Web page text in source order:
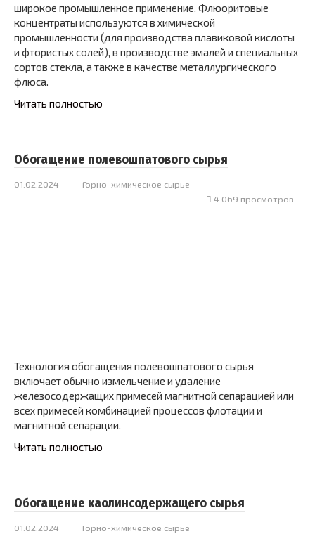
широкое промышленное применение. Флюоритовые
концентраты используются в химической
промышленности (для производства плавиковой кислоты
и фтористых солей), в производстве эмалей и специальных
сортов стекла, а также в качестве металлургического
флюса.
Читать полностью
Обогащение полевошпатового сырья
01.02.2024
Горно-химическое сырье
4 069 просмотров
Технология обогащения полевошпатового сырья
включает обычно измельчение и удаление
железосодержащих примесей магнитной сепарацией или
всех примесей комбинацией процессов флотации и
магнитной сепарации.
Читать полностью
Обогащение каолинсодержащего сырья
01.02.2024
Горно-химическое сырье